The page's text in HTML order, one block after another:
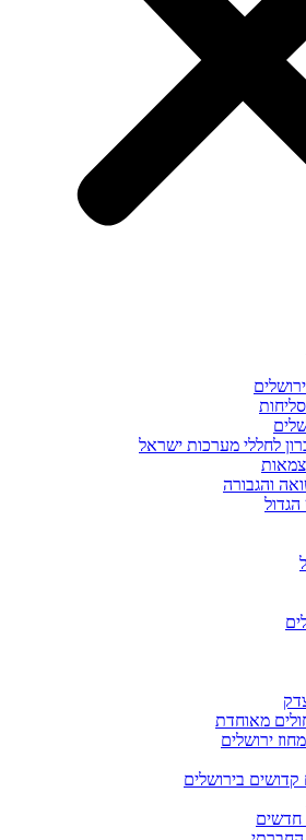
סליחות
לחללי מערכות ישראל
והגבורה
מאוחדת
ירושלים
בירושלים
חדשים